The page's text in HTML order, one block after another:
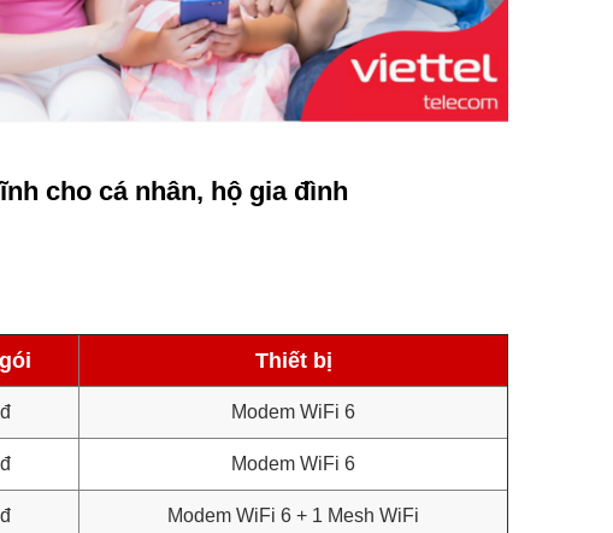
cho cá nhân, hộ gia đình
Thiết bị
Modem WiFi 6
Modem WiFi 6
Modem WiFi 6 + 1 Mesh WiFi